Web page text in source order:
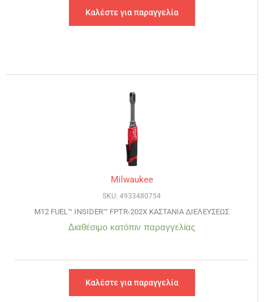
Καλέστε για παραγγελία
Milwaukee
SKU: 4933480754
M12 FUEL™ INSIDER™ FPTR-202X ΚΑΣΤΑΝΙΑ ΔΙΕΛΕΥΣΕΩΣ
Διαθέσιμο κατόπιν παραγγελίας
Καλέστε για παραγγελία